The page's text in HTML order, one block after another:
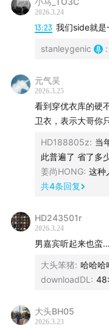
2026.3.24
13:23 我们side就
stanleygenic :
元气吴
2026.3.25
看到穿优衣库的硬
卫衣，表示大哥你
HD188805z: 当
此普遍了 省了多
姜尚HONG: 这种
共4条回复
HD243501r
2026.3.24
男嘉宾听起来也蛮…
大头笨猪: 哈哈
downloadDL :
大头BH05
2026.3.23